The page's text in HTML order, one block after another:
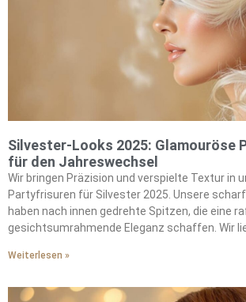
Silvester-Looks 2025: Glamouröse
für den Jahreswechsel
Wir bringen Präzision und verspielte Textur in
Partyfrisuren für Silvester 2025. Unsere
haben nach innen gedrehte Spitzen, die eine
gesichtsumrahmende Eleganz schaffen. Wir
Statement-Hochsteckfrisuren versprühen
bieten romantischen Charme mit
Weiterlesen »